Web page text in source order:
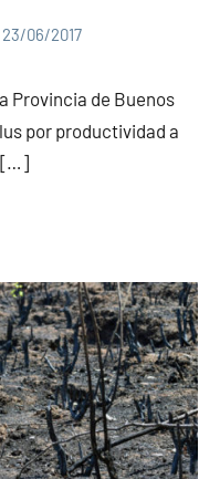
23/06/2017
Provincia de Buenos
por productividad a
[…]